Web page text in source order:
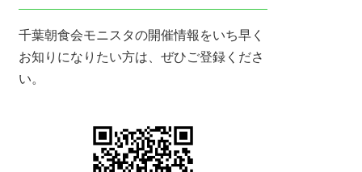
千葉朝食会モニスタの開催情報をいち早く
お知りになりたい方は、ぜひご登録くださ
い。